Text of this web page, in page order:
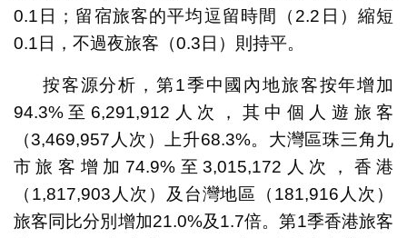
0.1日；留宿旅客的平均逗留時間（2.2日）縮短
0.1日，不過夜旅客（0.3日）則持平。
按客源分析，第1季中國內地旅客按年增加
94.3%至6,291,912人次，其中個人遊旅客
（3,469,957人次）上升68.3%。大灣區珠三角九
市旅客增加74.9%至3,015,172人次，香港
（1,817,903人次）及台灣地區（181,916人次）
旅客同比分別增加21.0%及1.7倍。第1季香港旅客